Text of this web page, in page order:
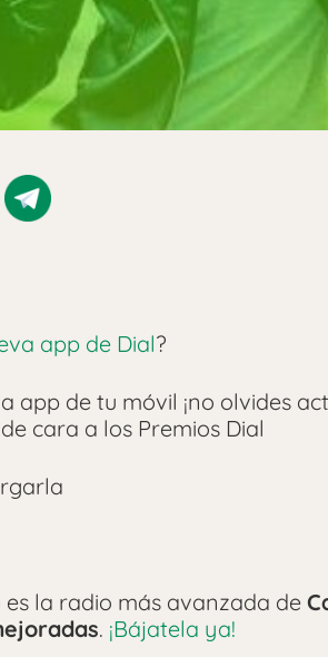
app de Dial?
app de tu móvil ¡no olvides
cara a los Premios Dial
la radio más avanzada de
. ¡Bájatela ya!